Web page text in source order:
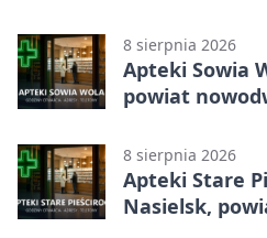
8 sierpnia 2026
Apteki Sowia
powiat
8 sierpnia 2026
Apteki Stare
Nasielsk,